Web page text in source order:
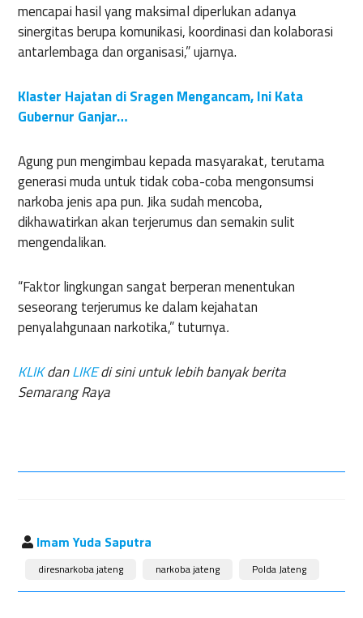
mencapai hasil yang maksimal diperlukan adanya
sinergitas berupa komunikasi, koordinasi dan kolaborasi
antarlembaga dan organisasi,” ujarnya.
Klaster Hajatan di Sragen Mengancam, Ini Kata
Gubernur Ganjar…
Agung pun mengimbau kepada masyarakat, terutama
generasi muda untuk tidak coba-coba mengonsumsi
narkoba jenis apa pun. Jika sudah mencoba,
dikhawatirkan akan terjerumus dan semakin sulit
mengendalikan.
“Faktor lingkungan sangat berperan menentukan
seseorang terjerumus ke dalam kejahatan
penyalahgunaan narkotika,” tuturnya.
KLIKdanLIKEdi sini untuk lebih banyak berita
Semarang Raya
Imam Yuda Saputra
diresnarkoba jateng narkoba jateng Polda Jateng